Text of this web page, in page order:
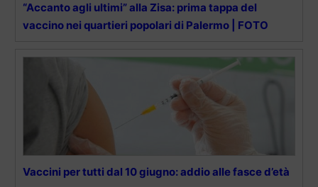
“Accanto agli ultimi” alla Zisa: prima tappa del
vaccino nei quartieri popolari di Palermo | FOTO
Vaccini per tutti dal 10 giugno: addio alle fasce d’età